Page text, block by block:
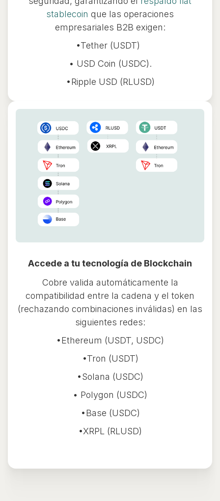
stablecoin que las operaciones
empresariales B2B exigen:
•Tether (USDT)
• USD Coin (USDC).
•Ripple USD (RLUSD)
Accede a tu tecnología de Blockchain
Cobre valida automáticamente la
compatibilidad entre la cadena y el token
(rechazando combinaciones inválidas) en las
siguientes redes:
•Ethereum (USDT, USDC)
•Tron (USDT)
•Solana (USDC)
• Polygon (USDC)
•Base (USDC)
•XRPL (RLUSD)